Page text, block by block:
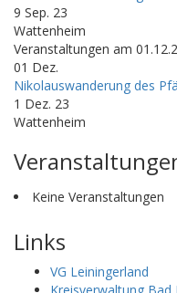
9 Sep. 23
Wattenheim
Veranstaltungen am
01 Dez.
Nikolauswanderung des
1 Dez. 23
Wattenheim
Keine Veranstaltungen
Links
VG Leiningerland